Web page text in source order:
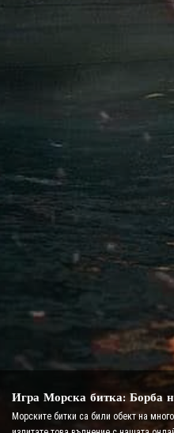
Игра Морска битка: Борба
Морските битки са били обект на